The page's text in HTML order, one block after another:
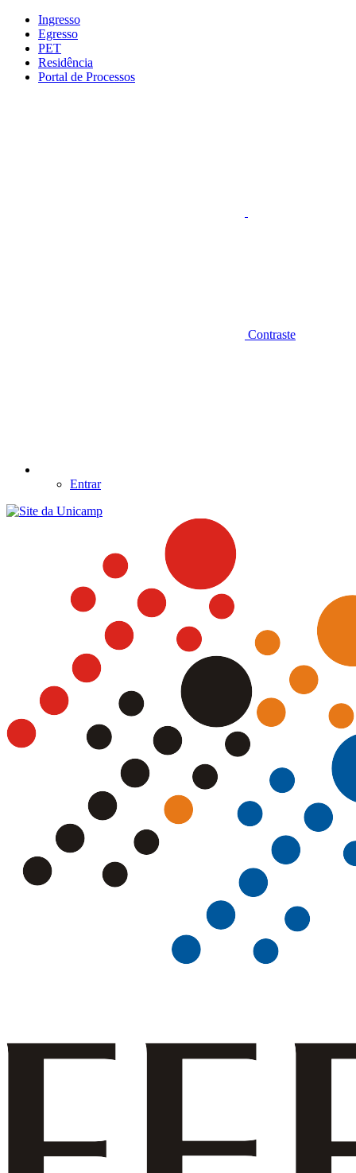
Conteúdo principal
Ingresso
Egresso
PET
Residência
Portal de Processos
Contraste
Entrar